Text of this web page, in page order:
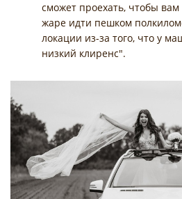
сможет проехать, чтобы
жаре идти пешком
локации из-за того, что у
низкий клиренс".